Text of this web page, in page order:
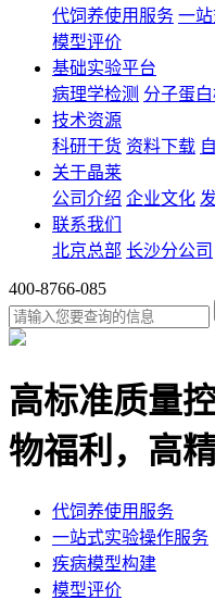
代饲养使用服务 一
模型评价
基础实验平台
病理学检测 分子蛋
技术资源
科研干货 资料下载
关于晶莱
公司介绍 企业文化
联系我们
北京总部 长沙分公司
400-8766-085
高标准质量
物福利，高
代饲养使用服务
一站式实验操作服务
疾病模型构建
模型评价